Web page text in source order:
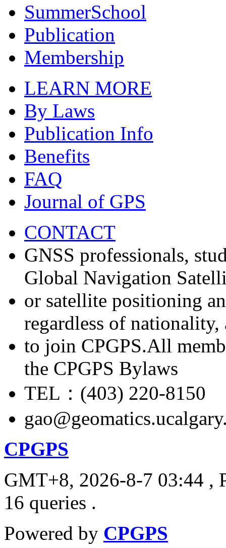
SummerSchool
Publication
Membership
LEARN MORE
By Laws
Publication Info
Benefits
FAQ
Journal of GPS
CONTACT
GNSS professionals,
Global Navigation
or satellite positioning
regardless of nationality,
to join CPGPS.All
the CPGPS Bylaws
TEL：(403) 220-8150
CPGPS
GMT+8, 2026-8-7 03:44 ,
16 queries .
Powered by CPGPS